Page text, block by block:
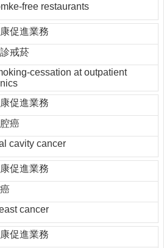
free restaurants
促進業務
戒菸
cessation at outpatient
促進業務
癌
cavity cancer
促進業務
cancer
促進業務